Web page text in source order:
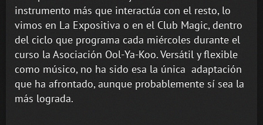
instrumento más que interactúa con el resto, lo
vimos en La Expositiva o en el Club Magic, dentro
del ciclo que programa cada miércoles durante el
curso la Asociación Ool-Ya-Koo. Versátil y flexible
como músico, no ha sido esa la única adaptación
que ha afrontado, aunque probablemente sí sea la
más lograda.